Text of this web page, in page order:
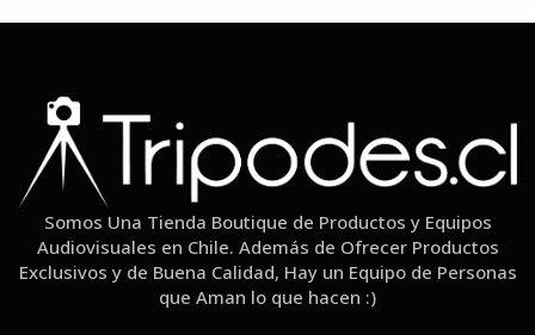
Somos Una Tienda Boutique de Productos y Equipos
Audiovisuales en Chile. Además de Ofrecer Productos
Exclusivos y de Buena Calidad, Hay un Equipo de Personas
que Aman lo que hacen :)